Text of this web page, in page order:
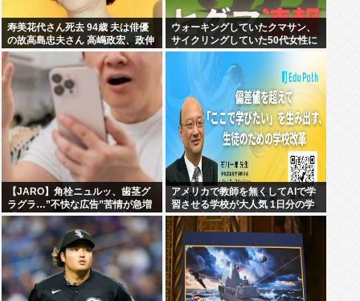
寿美花代さん死去 94歳 夫は俳優
の故高島忠夫さん 高嶋政宏、政伸
の母
ウォーキングしていたクマサン、
サイクリングしていた50代女性に
遭遇
【JARO】角栓ニュルッ、歯茎グ
ラグラ…”不快な広告”苦情が急増
「マジでやめて」の声も”法規
制”難しいワケ【弁護士解説】
アメリカで教師を無くしてAIで学
習させる学校が大人気 1日分の学
習を2時間未満で可能に